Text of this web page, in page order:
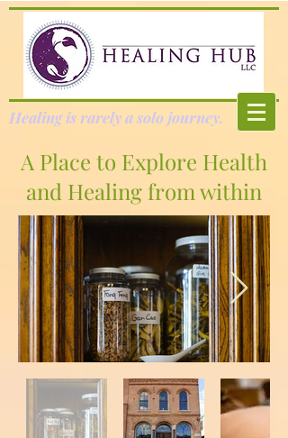
Healing is rarely a solo journey.
A Place to Explore Health
and Healing from within